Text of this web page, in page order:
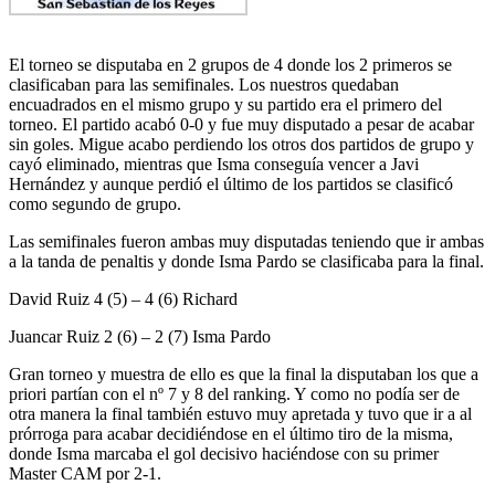
El torneo se disputaba en 2 grupos de 4 donde los 2 primeros se
clasificaban para las semifinales. Los nuestros quedaban
encuadrados en el mismo grupo y su partido era el primero del
torneo. El partido acabó 0-0 y fue muy disputado a pesar de acabar
sin goles. Migue acabo perdiendo los otros dos partidos de grupo y
cayó eliminado, mientras que Isma conseguía vencer a Javi
Hernández y aunque perdió el último de los partidos se clasificó
como segundo de grupo.
Las semifinales fueron ambas muy disputadas teniendo que ir ambas
a la tanda de penaltis y donde Isma Pardo se clasificaba para la final.
David Ruiz 4 (5) – 4 (6) Richard
Juancar Ruiz 2 (6) – 2 (7) Isma Pardo
Gran torneo y muestra de ello es que la final la disputaban los que a
priori partían con el nº 7 y 8 del ranking. Y como no podía ser de
otra manera la final también estuvo muy apretada y tuvo que ir a al
prórroga para acabar decidiéndose en el último tiro de la misma,
donde Isma marcaba el gol decisivo haciéndose con su primer
Master CAM por 2-1.